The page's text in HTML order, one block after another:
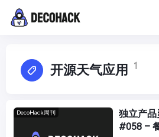
开源天气应用 1
DecoHack周刊
独立产
#058 –